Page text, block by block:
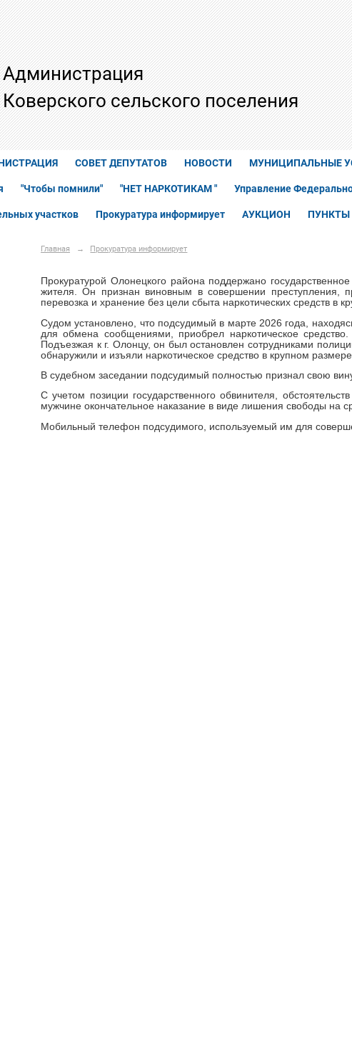
Администрация
Коверского сельского поселения
СОВЕТ ДЕПУТАТОВ НОВОСТИ МУНИЦИПАЛЬНЫЕ
"Чтобы помнили" "НЕТ НАРКОТИКАМ " Управление
участков Прокуратура информирует АУКЦИОН ПУНКТЫ
Главная → Прокуратура информирует
Прокуратурой Олонецкого района поддержано
жителя. Он признан виновным в совершении преступления,
перевозка и хранение без цели сбыта наркотических средств в
Судом установлено, что подсудимый в марте 2026 года,
для обмена сообщениями, приобрел наркотическое
Подъезжая к г. Олонцу, он был остановлен сотрудниками
обнаружили и изъяли наркотическое средство в крупном размере.
В судебном заседании подсудимый полностью признал свою
С учетом позиции государственного обвинителя,
мужчине окончательное наказание в виде лишения свободы на
Мобильный телефон подсудимого, используемый им для